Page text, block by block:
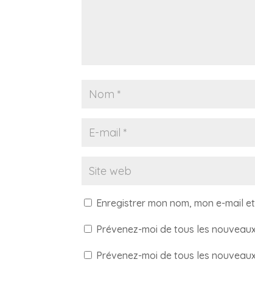
Enregistrer mon nom, mon e-mail
Prévenez-moi de tous les
Prévenez-moi de tous les